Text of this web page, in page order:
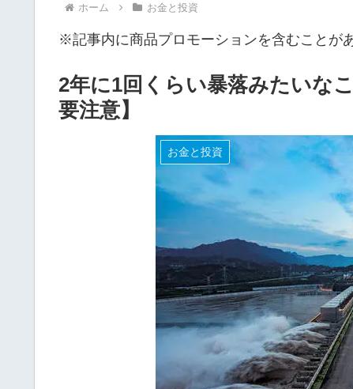
ホーム お金と投資
※記事内に商品プロモーションを含むことが
2年に1回くらい暴落みたいな
要注意】
お金と投資